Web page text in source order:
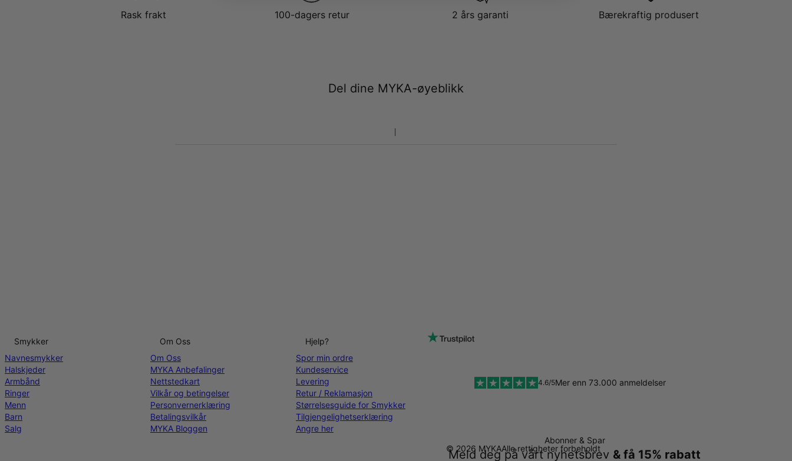
Rask frakt 100-dagers retur 2 års garanti Bærekraftig produsert
Del dine MYKA-øyeblikk
Abonner & Spar
Meld deg på vårt nyhetsbrev & få 15% rabatt
Smykker
Navnesmykker
Halskjeder
Armbånd
Ringer
Menn
Barn
Salg
Om Oss
Om Oss
MYKA Anbefalinger
Nettstedkart
Vilkår og betingelser
Personvernerklæring
Betalingsvilkår
MYKA Bloggen
Hjelp?
Spor min ordre
Kundeservice
Levering
Retur / Reklamasjon
Størrelsesguide for Smykker
Tilgjengelighetserklæring
Angre her
4.6/5Mer enn 73.000 anmeldelser
© 2026 MYKAAlle rettigheter forbeholdt